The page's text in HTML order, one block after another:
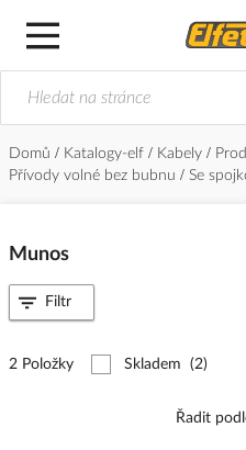
Domů Katalogy-elf Kabely
Přívody volné bez bubnu
Se
Munos
2 Položky Skladem (2)
Řadit
Filtr